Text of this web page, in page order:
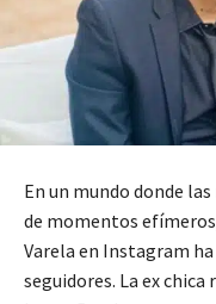
En un mundo donde
de momentos
Varela en Instagram
seguidores. La ex